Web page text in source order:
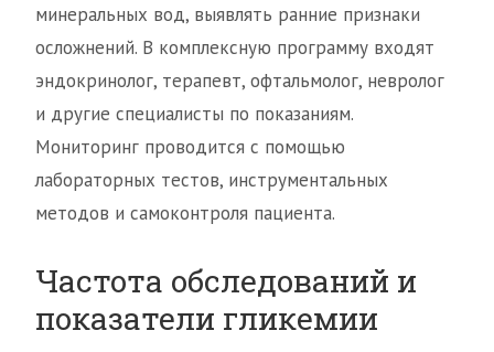
минеральных вод, выявлять ранние признаки
осложнений. В комплексную программу входят
эндокринолог, терапевт, офтальмолог, невролог
и другие специалисты по показаниям.
Мониторинг проводится с помощью
лабораторных тестов, инструментальных
методов и самоконтроля пациента.
Частота обследований и
показатели гликемии